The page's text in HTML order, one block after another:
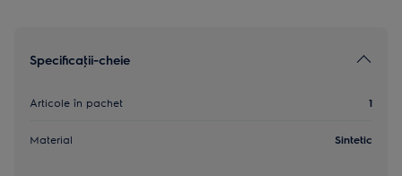
Specificaţii-cheie
Articole în pachet 1
Material Sintetic